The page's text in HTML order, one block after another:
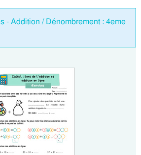
- Addition / Dénombrement : 4eme